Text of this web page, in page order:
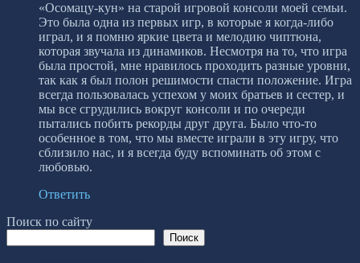
«Осомацу-кун» на старой игровой консоли моей семьи.
Это была одна из первых игр, в которые я когда-либо
играл, и я помню яркие цвета и мелодию чиптюна,
которая звучала из динамиков. Несмотря на то, что игра
была простой, мне нравилось проходить разные уровни,
так как я был полон решимости спасти положение. Игра
всегда пользовалась успехом у моих братьев и сестер, и
мы все сгрудились вокруг консоли и по очереди
пытались побить рекорды друг друга. Было что-то
особенное в том, что мы вместе играли в эту игру, что
сблизило нас, и я всегда буду вспоминать об этом с
любовью.
Ответить
Поиск по сайту
Поиск